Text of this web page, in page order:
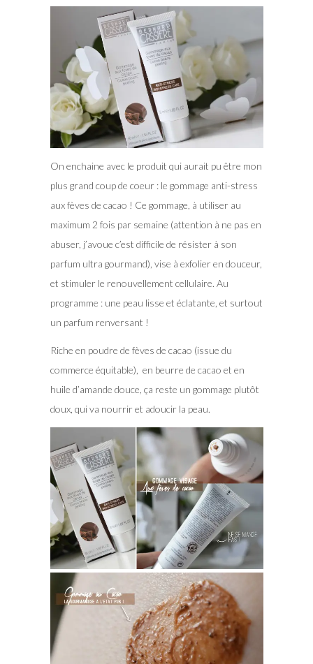
On enchaine avec le produit qui aurait pu être mon
plus grand coup de coeur : le gommage anti-stress
aux fèves de cacao ! Ce gommage, à utiliser au
maximum 2 fois par semaine (attention à ne pas en
abuser, j’avoue c’est difficile de résister à son
parfum ultra gourmand), vise à exfolier en douceur,
et stimuler le renouvellement cellulaire. Au
programme : une peau lisse et éclatante, et surtout
un parfum renversant !
Riche en poudre de fèves de cacao (issue du
commerce équitable), en beurre de cacao et en
huile d’amande douce, ça reste un gommage plutôt
doux, qui va nourrir et adoucir la peau.